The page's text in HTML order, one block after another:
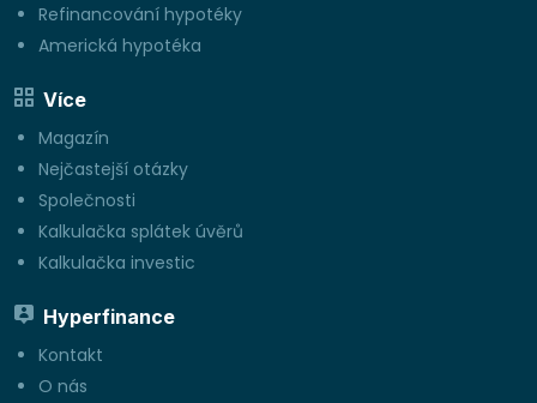
Refinancování hypotéky
Americká hypotéka
Více
Magazín
Nejčastejší otázky
Společnosti
Kalkulačka splátek úvěrů
Kalkulačka investic
Hyperfinance
Kontakt
O nás